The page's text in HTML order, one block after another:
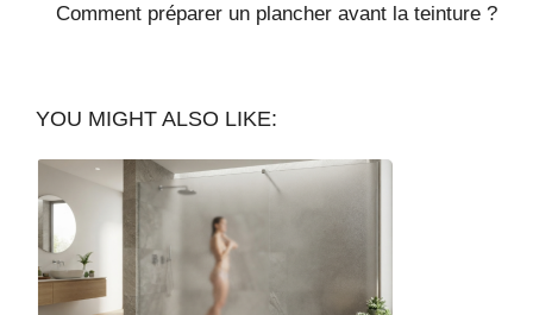
Comment préparer un plancher avant la teinture ?
YOU MIGHT ALSO LIKE: